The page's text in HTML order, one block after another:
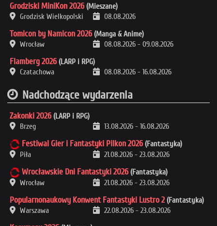
Grodziski MiniKon 2026 (Mieszane)
Grodzisk Wielkopolski
08.08.2026
Tomicon by Namicon 2026 (Manga & Anime)
Wrocław
08.08.2026 - 09.08.2026
Flamberg 2026 (LARP i RPG)
Czatachowa
08.08.2026 - 16.08.2026
Nadchodzące wydarzenia
Zakonki 2026 (LARP i RPG)
Brzeg
13.08.2026 - 16.08.2026
Festiwal Gier i Fantastyki Pilkon 2026 (Fantastyka)
Piła
21.08.2026 - 23.08.2026
Wrocławskie Dni Fantastyki 2026 (Fantastyka)
Wrocław
21.08.2026 - 23.08.2026
Popularnonaukowy Konwent Fantastyki Lustro 2 (Fantastyka)
Warszawa
22.08.2026 - 23.08.2026